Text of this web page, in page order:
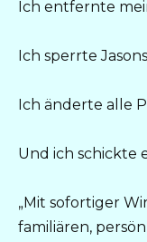
Ich entfernte
Ich sperrte
Ich änderte alle
Und ich schickte
„Mit sofortiger
familiären,